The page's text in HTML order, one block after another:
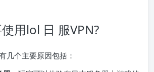
用lol 日 服VPN?
几个主要原因包括：